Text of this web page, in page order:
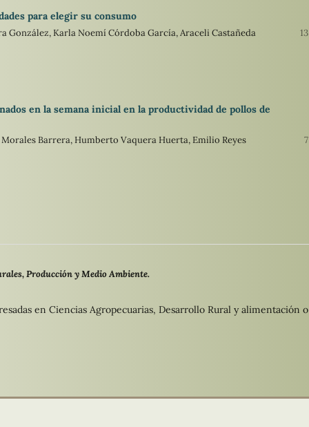
para elegir su consumo
González, Karla Noemí Córdoba García, Araceli Castañeda
13
en la semana inicial en la productividad de pollos de
Barrera, Humberto Vaquera Huerta, Emilio Reyes
7
Producción y Medio Ambiente.
en Ciencias Agropecuarias, Desarrollo Rural y alimentación o